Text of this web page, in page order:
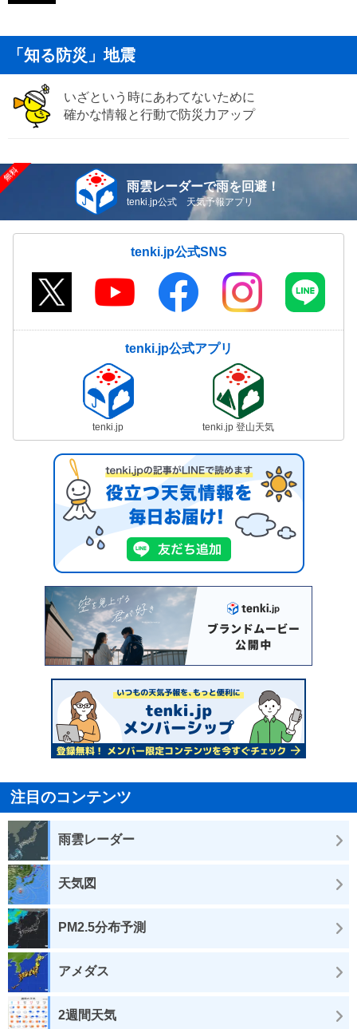
「知る防災」地震
いざという時にあわてないために
確かな情報と行動で防災力アップ
雨雲レーダーで雨を回避！
tenki.jp公式 天気予報アプリ
tenki.jp公式SNS
tenki.jp公式アプリ
tenki.jp tenki.jp 登山天気
注目のコンテンツ
雨雲レーダー
天気図
PM2.5分布予測
アメダス
2週間天気